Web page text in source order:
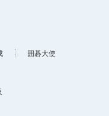
囲碁大使